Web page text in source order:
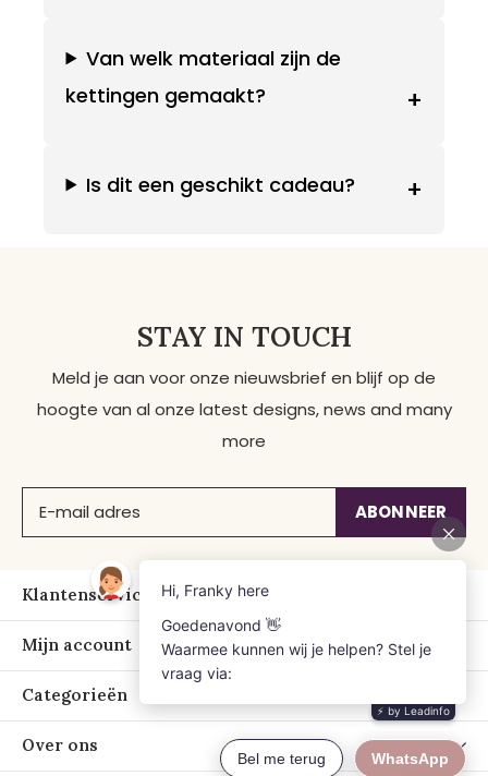
Van welk materiaal zijn de
kettingen gemaakt?
+
Is dit een geschikt cadeau? +
STAY IN TOUCH
Meld je aan voor onze nieuwsbrief en blijf op de
hoogte van al onze latest designs, news and many
more
ABONNEER
Klantenservice
Mijn account
Categorieën
Over ons